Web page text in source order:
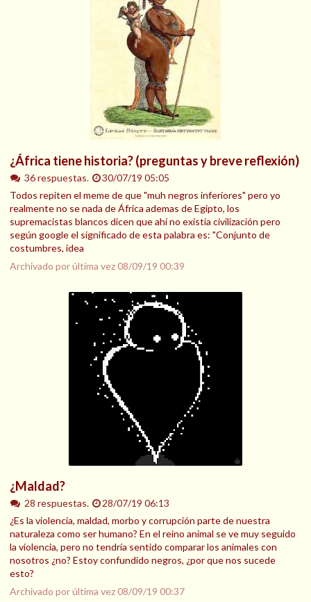
¿África tiene historia? (preguntas y breve reflexión)
36 respuestas.
30/07/19 05:05
Todos repiten el meme de que "muh negros inferiores" pero yo
realmente no se nada de África ademas de Egipto, los
supremacistas blancos dicen que ahí no existía civilización pero
según google el significado de esta palabra es: "Conjunto de
costumbres, idea
Archivado por última vez08/09/19 00:39
¿Maldad?
28 respuestas.
28/07/19 06:13
¿Es la violencia, maldad, morbo y corrupción parte de nuestra
naturaleza como ser humano? En el reino animal se ve muy seguido
la violencia, pero no tendría sentido comparar los animales con
nosotros ¿no? Estoy confundido negros, ¿por que nos sucede
esto?
Archivado por última vez08/09/19 00:37